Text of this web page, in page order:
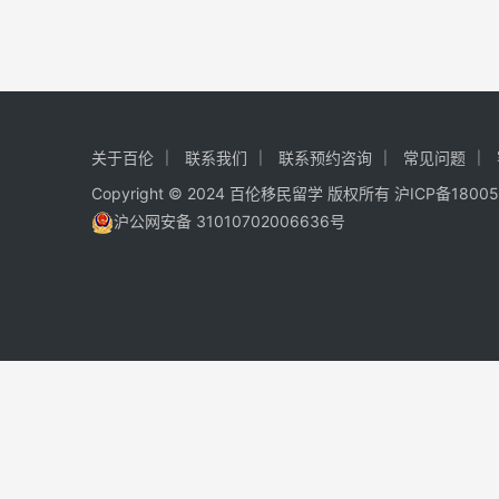
关于百伦 联系我们 联系预约咨询 常见问题
Copyright © 2024 百伦移民留学 版权所有 沪ICP备
沪公网安备 31010702006636号